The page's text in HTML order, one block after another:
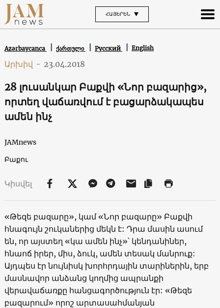
ՀԱՅԵՐԵՆ
Azərbaycanca ქართული Русский English
Արխիվ - 23.04.2018
28 լուսանկար Բաքվի «Նոր բազարից»,
որտեղ վաճառվում է բացարձակապես
ամեն ինչ
JAMnews
Բաքու
Կիսվել
«Թեզե բազարը», կամ «Նոր բազարը» Բաքվի
հնագույն շուկաներից մեկն է: Դրա մասին ասում
են, որ այստեղ «կա ամեն ինչ»՝ կենդանիներ,
հնաոճ իրեր, միս, ձուկ, ամեն տեսակ մանրուք:
Այդպես էր նույնիսկ խորհրդային տարիներին, երբ
մասնավոր անձանց կողմից ապրանքի
վերավաճառքը հանցագործություն էր: «Թեզե
բազարում» որոշ արտասահմանյան